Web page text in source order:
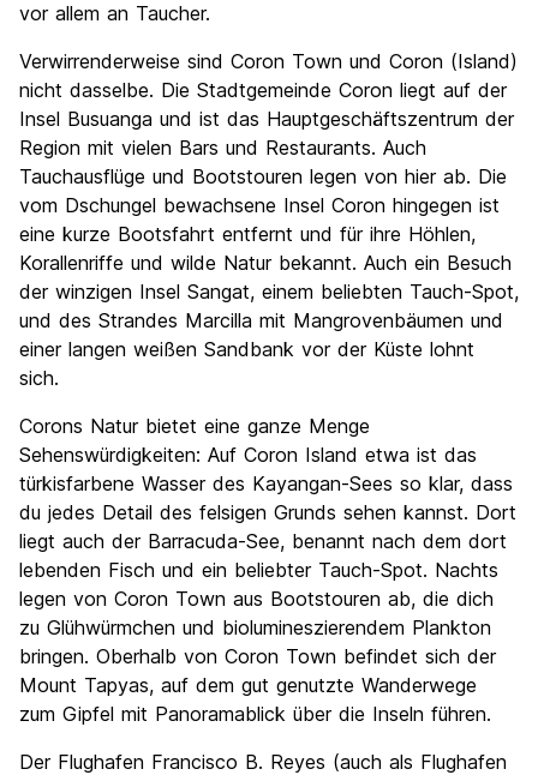
vor allem an Taucher.
Verwirrenderweise sind Coron Town und Coron (Island)
nicht dasselbe. Die Stadtgemeinde Coron liegt auf der
Insel Busuanga und ist das Hauptgeschäftszentrum der
Region mit vielen Bars und Restaurants. Auch
Tauchausflüge und Bootstouren legen von hier ab. Die
vom Dschungel bewachsene Insel Coron hingegen ist
eine kurze Bootsfahrt entfernt und für ihre Höhlen,
Korallenriffe und wilde Natur bekannt. Auch ein Besuch
der winzigen Insel Sangat, einem beliebten Tauch-Spot,
und des Strandes Marcilla mit Mangrovenbäumen und
einer langen weißen Sandbank vor der Küste lohnt
sich.
Corons Natur bietet eine ganze Menge
Sehenswürdigkeiten: Auf Coron Island etwa ist das
türkisfarbene Wasser des Kayangan-Sees so klar, dass
du jedes Detail des felsigen Grunds sehen kannst. Dort
liegt auch der Barracuda-See, benannt nach dem dort
lebenden Fisch und ein beliebter Tauch-Spot. Nachts
legen von Coron Town aus Bootstouren ab, die dich
zu Glühwürmchen und biolumineszierendem Plankton
bringen. Oberhalb von Coron Town befindet sich der
Mount Tapyas, auf dem gut genutzte Wanderwege
zum Gipfel mit Panoramablick über die Inseln führen.
Der Flughafen Francisco B. Reyes (auch als Flughafen